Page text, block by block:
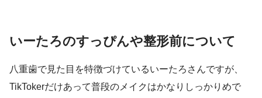
いーたろのすっぴんや整形前について
八重歯で見た目を特徴づけているいーたろさんですが、
TikTokerだけあって普段のメイクはかなりしっかりめで